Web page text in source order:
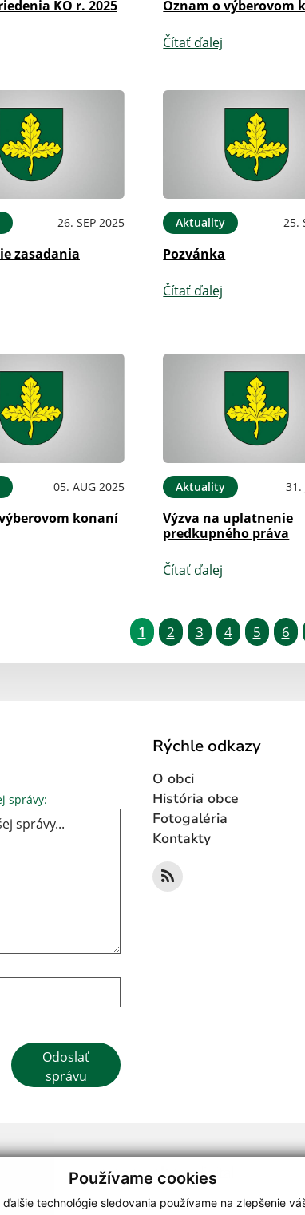
Používame cookies
technológie sledovania používame na zlepšenie
KO r. 2025 Oznam o výberovom
Čítať ďalej
26. SEP 2025
zasadania
Aktuality 25.
Pozvánka
Čítať ďalej
05. AUG 2025
konaní
Aktuality 31.
Výzva na uplatnenie
predkupného práva
Čítať ďalej
1 2 3 4 5 6
správy: Text vašej správy...
Google reCaptcha Response
Odoslať
správu
Rýchle odkazy
O obci
História obce
Fotogaléria
Kontakty
webdesign|